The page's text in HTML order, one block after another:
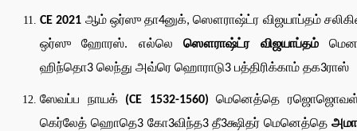
CE 2021 ஆம் ஒர்ஸு தா4னுக், ஸௌராஷ்ட்ர விஜயாப்தம்
ஒர்ஸு ஹோரஸ். எல்லெஸௌராஷ்ட்ர விஜயாப்தம்
ஹிந்தொ3 லெந்து அவ்ரெ ஹொராடு3 பத்திரிக்காம் தக3ராஸ்
ஸேவப்ப நாயக் (CE 1532-1560) மெனெத்தெ
கெர்லேத் ஹொதெ3 கோ3விந்த3 தீ3க்ஷிதர் மெனெத்தெ